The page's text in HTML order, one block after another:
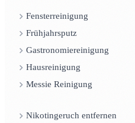
Fensterreinigung
Frühjahrsputz
Gastronomiereinigung
Hausreinigung
Messie Reinigung
Nikotingeruch entfernen